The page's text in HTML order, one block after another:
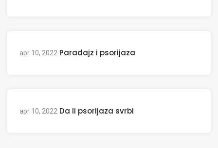
apr 10, 2022 Paradajz i psorijaza
apr 10, 2022 Da li psorijaza svrbi